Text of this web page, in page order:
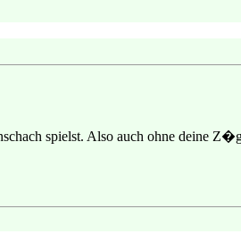
spielst. Also auch ohne deine